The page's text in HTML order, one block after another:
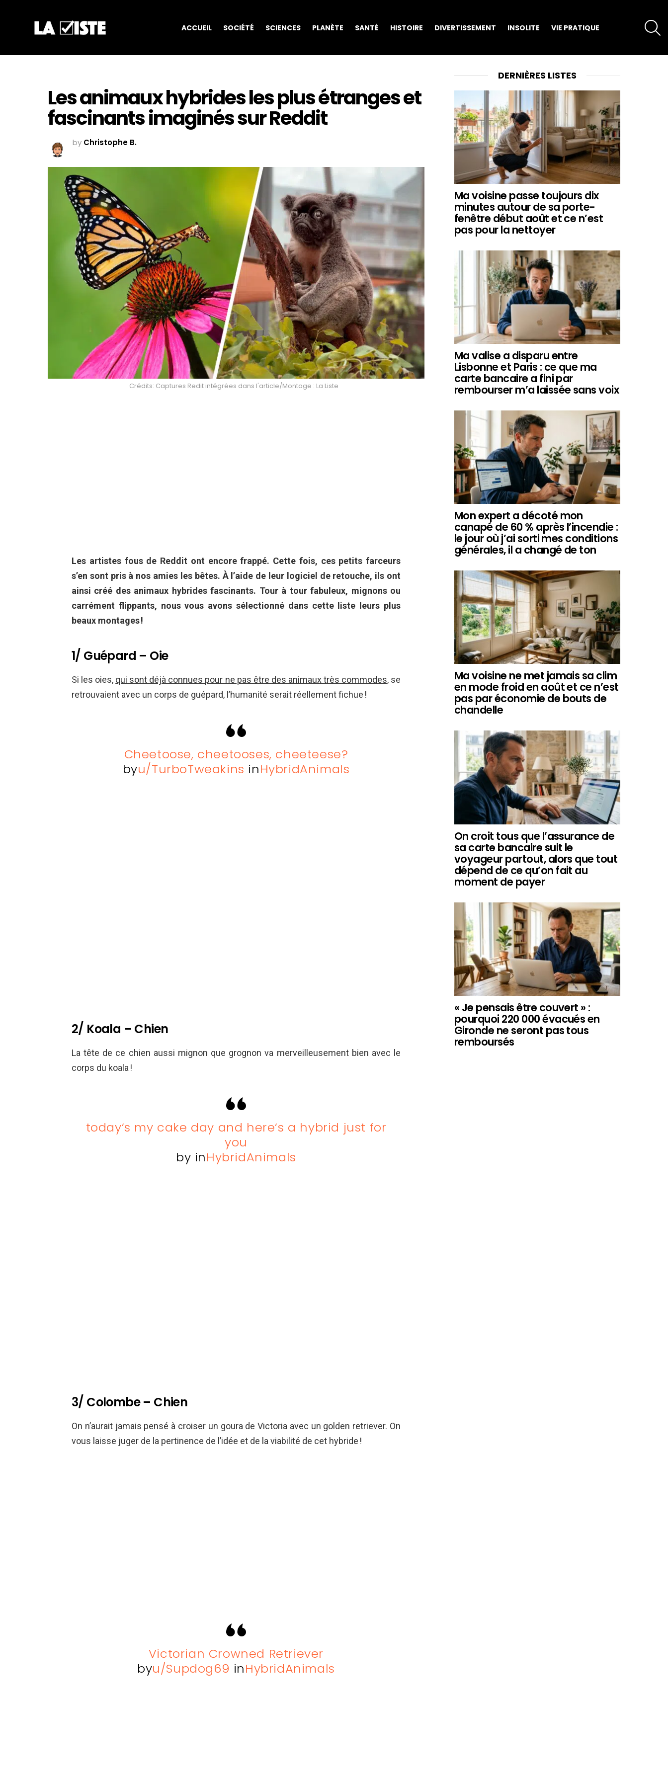
ACCUEIL SOCIÉTÉ SCIENCES PLANÈTE SANTÉ HISTOIRE DIVERTISSEMENT INSOLITE VIE PRATIQUE
Les animaux hybrides les plus étranges et
fascinants imaginés sur Reddit
by Christophe B.
Crédits: Captures Redit intégrées dans l'article/Montage : La Liste
Les artistes fous de Reddit ont encore frappé. Cette fois, ces petits farceurs
s’en sont pris à nos amies les bêtes. À l’aide de leur logiciel de retouche, ils ont
ainsi créé des animaux hybrides fascinants. Tour à tour fabuleux, mignons ou
carrément flippants, nous vous avons sélectionné dans cette liste leurs plus
beaux montages !
1/ Guépard – Oie
Si les oies, qui sont déjà connues pour ne pas être des animaux très commodes, se
retrouvaient avec un corps de guépard, l’humanité serait réellement fichue !
Cheetoose, cheetooses, cheeteese?
byu/TurboTweakins inHybridAnimals
2/ Koala – Chien
La tête de ce chien aussi mignon que grognon va merveilleusement bien avec le
corps du koala !
today’s my cake day and here’s a hybrid just for
you
by inHybridAnimals
3/ Colombe – Chien
On n’aurait jamais pensé à croiser un goura de Victoria avec un golden retriever. On
vous laisse juger de la pertinence de l’idée et de la viabilité de cet hybride !
Victorian Crowned Retriever
byu/Supdog69 inHybridAnimals
DERNIÈRES LISTES
Ma voisine passe toujours dix
minutes autour de sa porte-
fenêtre début août et ce n’est
pas pour la nettoyer
Ma valise a disparu entre
Lisbonne et Paris : ce que ma
carte bancaire a fini par
rembourser m’a laissée sans voix
Mon expert a décoté mon
canapé de 60 % après l’incendie :
le jour où j’ai sorti mes conditions
générales, il a changé de ton
Ma voisine ne met jamais sa clim
en mode froid en août et ce n’est
pas par économie de bouts de
chandelle
On croit tous que l’assurance de
sa carte bancaire suit le
voyageur partout, alors que tout
dépend de ce qu’on fait au
moment de payer
« Je pensais être couvert » :
pourquoi 220 000 évacués en
Gironde ne seront pas tous
remboursés